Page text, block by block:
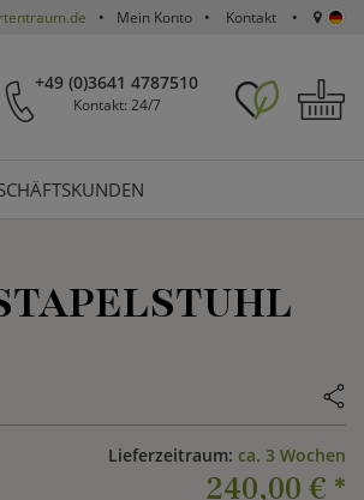
Mein Konto Kontakt
+49 (0)3641 4787510
Kontakt: 24/7
Lieferzeitraum: ca. 3 Wochen
240,00 € *